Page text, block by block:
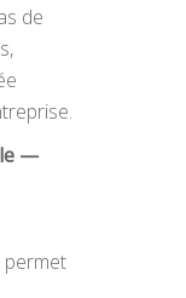
de
—
permet